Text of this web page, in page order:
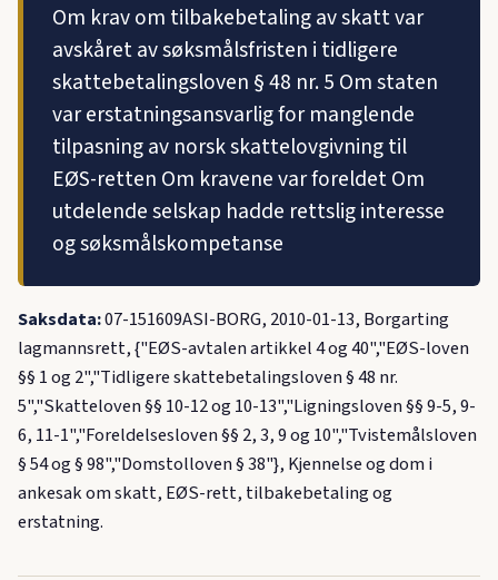
Om krav om tilbakebetaling av skatt var
avskåret av søksmålsfristen i tidligere
skattebetalingsloven § 48 nr. 5 Om staten
var erstatningsansvarlig for manglende
tilpasning av norsk skattelovgivning til
EØS-retten Om kravene var foreldet Om
utdelende selskap hadde rettslig interesse
og søksmålskompetanse
Saksdata:07-151609ASI-BORG, 2010-01-13, Borgarting
lagmannsrett, {"EØS-avtalen artikkel 4 og 40","EØS-loven
§§ 1 og 2","Tidligere skattebetalingsloven § 48 nr.
5","Skatteloven §§ 10-12 og 10-13","Ligningsloven §§ 9-5, 9-
6, 11-1","Foreldelsesloven §§ 2, 3, 9 og 10","Tvistemålsloven
§ 54 og § 98","Domstolloven § 38"}, Kjennelse og dom i
ankesak om skatt, EØS-rett, tilbakebetaling og
erstatning.